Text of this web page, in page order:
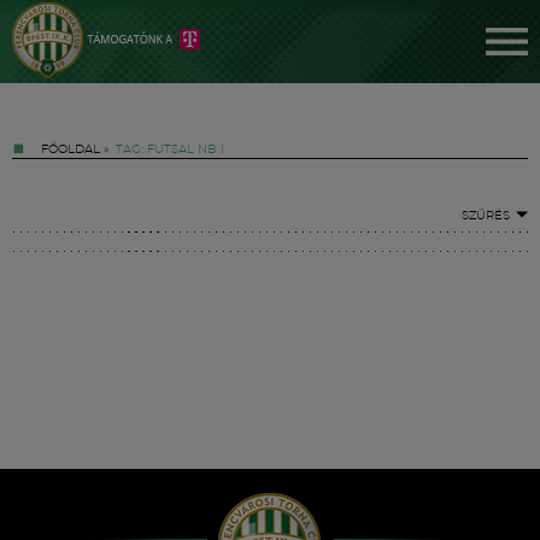
FŐOLDAL » TAG: FUTSAL NB I
SZŰRÉS
Hírek